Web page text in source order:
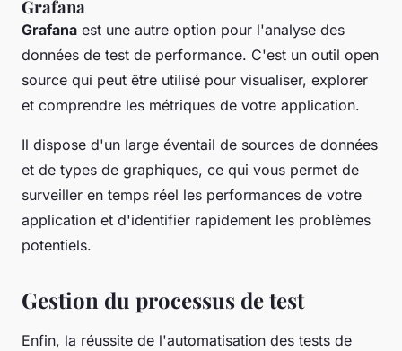
Grafana
Grafana est une autre option pour l'analyse des
données de test de performance. C'est un outil open
source qui peut être utilisé pour visualiser, explorer
et comprendre les métriques de votre application.
Il dispose d'un large éventail de sources de données
et de types de graphiques, ce qui vous permet de
surveiller en temps réel les performances de votre
application et d'identifier rapidement les problèmes
potentiels.
Gestion du processus de test
Enfin, la réussite de l'automatisation des tests de